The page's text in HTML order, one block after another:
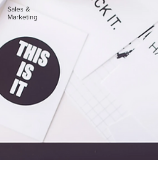
Sales &
Marketing